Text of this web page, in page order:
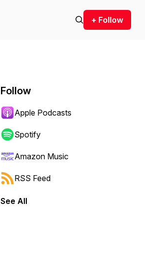
+ Follow
Follow
Apple Podcasts
Spotify
Amazon Music
RSS Feed
See All